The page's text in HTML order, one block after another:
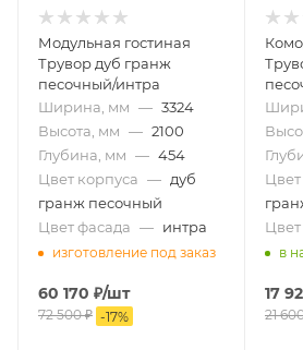
Модульная гостиная
Трувор дуб гранж
песочный/интра
Ширина, мм — 3324
Высота, мм — 2100
Глубина, мм — 454
Цвет корпуса — дуб
гранж песочный
Цвет фасада — интра
изготовление под заказ
60 170 ₽/шт
72 500₽ -17%
в
17
21